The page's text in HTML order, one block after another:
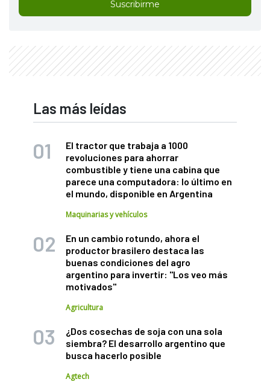
Suscribirme
Las más leídas
El tractor que trabaja a 1000
revoluciones para ahorrar
combustible y tiene una cabina que
parece una computadora: lo último en
el mundo, disponible en Argentina
Maquinarias y vehículos
En un cambio rotundo, ahora el
productor brasilero destaca las
buenas condiciones del agro
argentino para invertir: "Los veo más
motivados"
Agricultura
¿Dos cosechas de soja con una sola
siembra? El desarrollo argentino que
busca hacerlo posible
Agtech